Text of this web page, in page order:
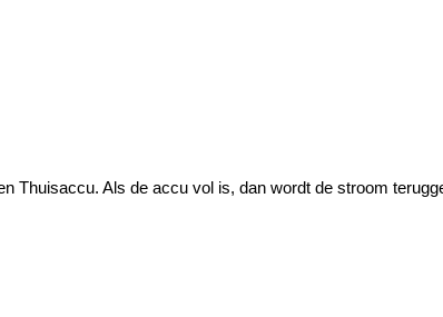
Thuisaccu. Als de accu vol is, dan wordt de stroom